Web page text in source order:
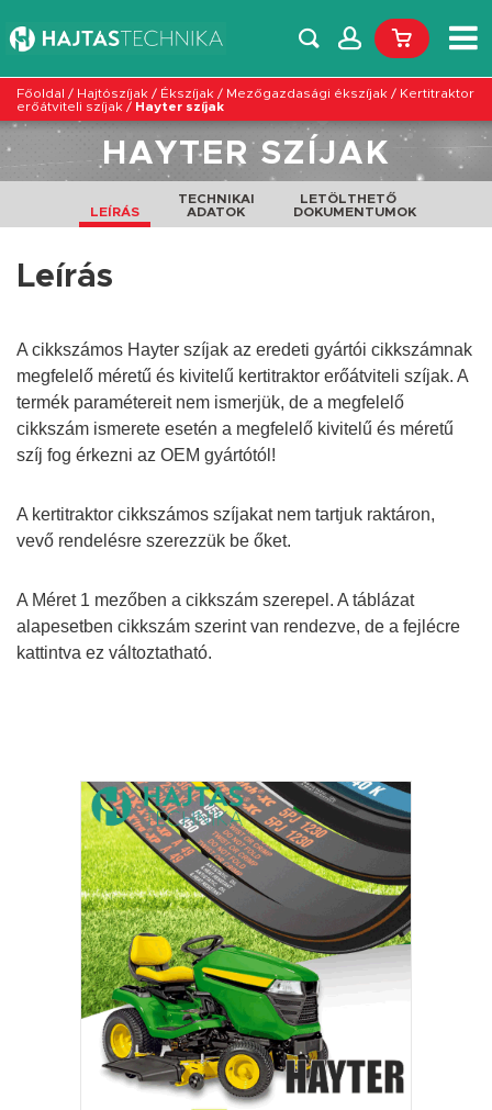
Főoldal / Hajtószíjak / Ékszíjak / Mezőgazdasági ékszíjak / Kertitraktor
erőátviteli szíjak / Hayter szíjak
HAYTER SZÍJAK
LEÍRÁS
TECHNIKAI
ADATOK
LETÖLTHETŐ
DOKUMENTUMOK
Leírás
A cikkszámos Hayter szíjak az eredeti gyártói cikkszámnak
megfelelő méretű és kivitelű kertitraktor erőátviteli szíjak. A
termék paramétereit nem ismerjük, de a megfelelő
cikkszám ismerete esetén a megfelelő kivitelű és méretű
szíj fog érkezni az OEM gyártótól!
A kertitraktor cikkszámos szíjakat nem tartjuk raktáron,
vevő rendelésre szerezzük be őket.
A Méret 1 mezőben a cikkszám szerepel. A táblázat
alapesetben cikkszám szerint van rendezve, de a fejlécre
kattintva ez változtatható.